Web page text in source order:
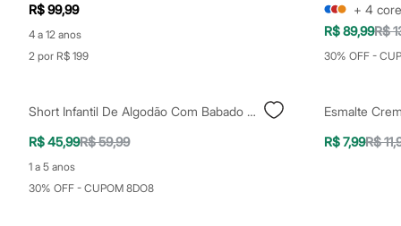
Marcas
City
Clock House
Mindset
Moda esportiva
Blusas
Leggings
Shorts e Bermudas
R$ 99,99
4 a 12 anos
2 por R$ 199
+ 4
R$ 89,99R$
30% OFF -
Short Infantil De Algodão Com Babado Sorvete Canelado Rosa
R$ 45,99R$ 59,99
1 a 5 anos
30% OFF - CUPOM 8DO8
Esmalte
R$ 7,99R$